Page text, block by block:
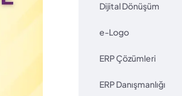
Dijital Dönüşüm
e-Logo
ERP Çözümleri
ERP Danışmanlığı